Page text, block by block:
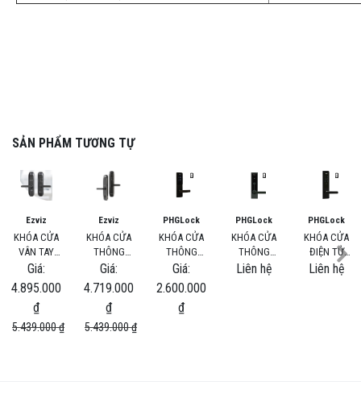
SẢN PHẨM TƯƠNG TỰ
Ezviz
KHÓA CỬA
VÂN TAY
THÔNG
MINH
Giá:
4.895.000
₫
5.439.000 ₫
Ezviz
KHÓA CỬA
THÔNG
MINH EZVIZ
L2
Giá:
4.719.000
₫
5.439.000 ₫
PHGLock
KHÓA CỬA
THÔNG
MINH THẺ
TỪ MI & MẬT
MÃ, CHÌA
KHÓA CƠ
Giá:
2.600.000
₫
PHGLock
KHÓA CỬA
THÔNG
MINH THẺ
Liên hệ
PHGLock
KHÓA CỬA
ĐIỆN TỬ
SMART LOCK
Liên hệ